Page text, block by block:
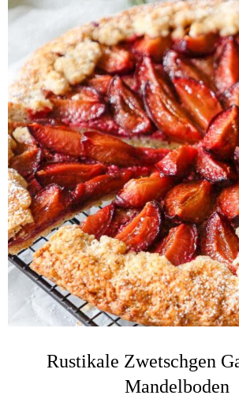
Rustikale Zwetschgen
Mandelboden